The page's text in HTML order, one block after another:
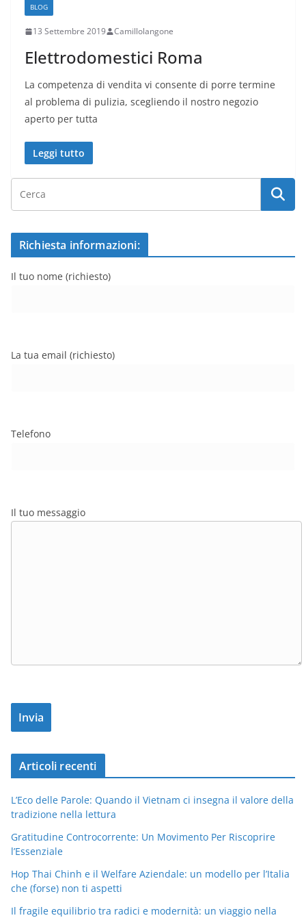
BLOG
13 Settembre 2019 Camillolangone
Elettrodomestici Roma
La competenza di vendita vi consente di porre termine
al problema di pulizia, scegliendo il nostro negozio
aperto per tutta
Leggi tutto
Richiesta informazioni:
Il tuo nome (richiesto)
La tua email (richiesto)
Telefono
Il tuo messaggio
Articoli recenti
L’Eco delle Parole: Quando il Vietnam ci insegna il valore della
tradizione nella lettura
Gratitudine Controcorrente: Un Movimento Per Riscoprire
l’Essenziale
Hop Thai Chinh e il Welfare Aziendale: un modello per l’Italia
che (forse) non ti aspetti
Il fragile equilibrio tra radici e modernità: un viaggio nella